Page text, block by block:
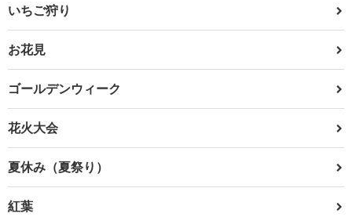
いちご狩り
お花見
ゴールデンウィーク
花火大会
夏休み（夏祭り）
紅葉